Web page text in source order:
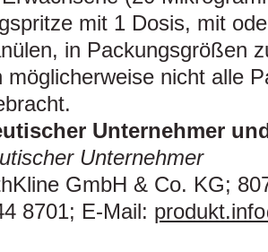
mit 1 Dosis, mit
in Packungsgrößen
möglicherweise nicht alle
Unternehmer
Unternehmer
GmbH & Co. KG;
8701; E-Mail: